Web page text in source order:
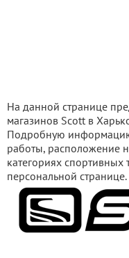
На данной странице
магазинов Scott в
Подробную
работы, расположение
категориях спортивных
персональной странице.